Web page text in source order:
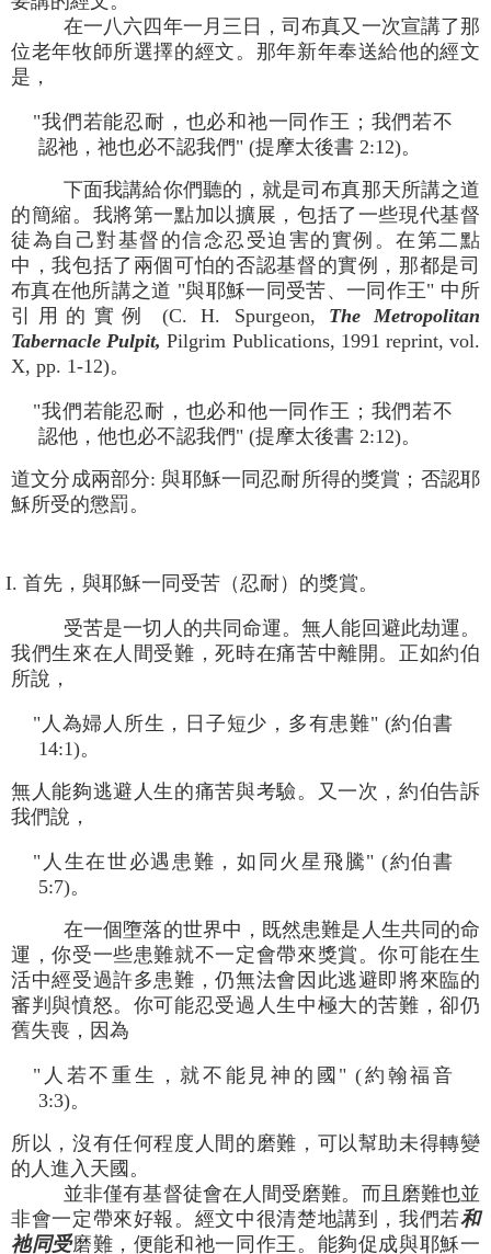
在一八六四年一月三日，司布真又一次宣講了那
位老年牧師所選擇的經文。那年新年奉送給他的經文
是，
"我們若能忍耐，也必和祂一同作王；我們若不
認祂，祂也必不認我們" (提摩太後書 2:12)。
下面我講給你們聽的，就是司布真那天所講之道
的簡縮。我將第一點加以擴展，包括了一些現代基督
徒為自己對基督的信念忍受迫害的實例。在第二點
中，我包括了兩個可怕的否認基督的實例，那都是司
布真在他所講之道 "與耶穌一同受苦、一同作王" 中所
引用的實例 (C. H. Spurgeon, The Metropolitan
Tabernacle Pulpit,Pilgrim Publications, 1991 reprint, vol.
X, pp. 1-12)。
"我們若能忍耐，也必和他一同作王；我們若不
認他，他也必不認我們" (提摩太後書 2:12)。
道文分成兩部分: 與耶穌一同忍耐所得的獎賞；否認耶
穌所受的懲罰。
I. 首先，與耶穌一同受苦（忍耐）的獎賞。
受苦是一切人的共同命運。無人能回避此劫運。
我們生來在人間受難，死時在痛苦中離開。正如約伯
所說，
"人為婦人所生，日子短少，多有患難" (約伯書
14:1)。
無人能夠逃避人生的痛苦與考驗。又一次，約伯告訴
我們說，
"人生在世必遇患難，如同火星飛騰" (約伯書
5:7)。
在一個墮落的世界中，既然患難是人生共同的命
運，你受一些患難就不一定會帶來獎賞。你可能在生
活中經受過許多患難，仍無法會因此逃避即將來臨的
審判與憤怒。你可能忍受過人生中極大的苦難，卻仍
舊失喪，因為
"人若不重生，就不能見神的國" (約翰福音
3:3)。
所以，沒有任何程度人間的磨難，可以幫助未得轉變
的人進入天國。
並非僅有基督徒會在人間受磨難。而且磨難也並
非會一定帶來好報。經文中很清楚地講到，我們若和
祂同受磨難，便能和祂一同作王。能夠促成與耶穌一